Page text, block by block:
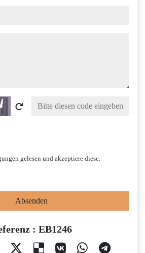
gelesen und akzeptiere diese.
Absenden
: EB1246